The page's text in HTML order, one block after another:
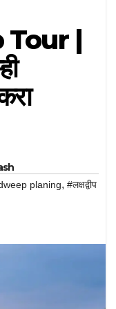
Tour |
planing, #लक्षद्वीप